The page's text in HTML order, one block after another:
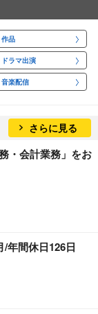
作品
ドラマ出演
音楽配信
さらに見る
・会計業務」をお
年間休日126日